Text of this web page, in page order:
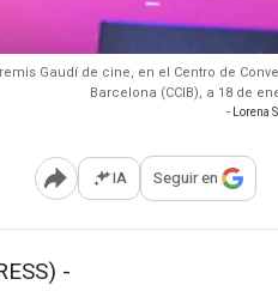
Gaudí de cine, en el Centro de
Barcelona (CCIB), a 18 de
- Lorena
Abrir opciones para
IA Seguir en
-